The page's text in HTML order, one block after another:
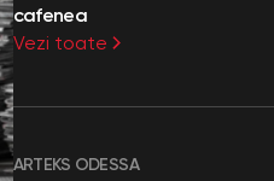
cafenea
Vezi toate
ARTEKS ODESSA